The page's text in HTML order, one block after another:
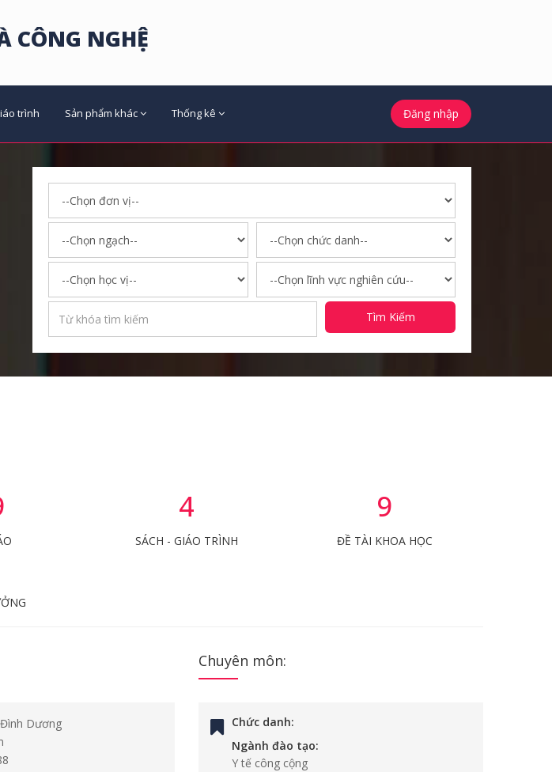
CÔNG NGHỆ
trình Sản phẩm khác Thống kê Đăng nhập
Tìm Kiếm
4
SÁCH - GIÁO TRÌNH
9
ĐỀ TÀI KHOA HỌC
Dương
Chuyên môn:
Chức danh:
Ngành đào tạo:
Y tế công cộng